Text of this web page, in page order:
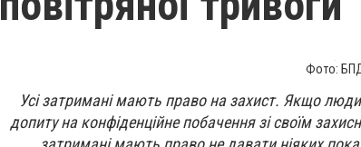
Фото: БПД
Усі затримані мають право на захист. Якщо
допиту на конфіденційне побачення зі своїм